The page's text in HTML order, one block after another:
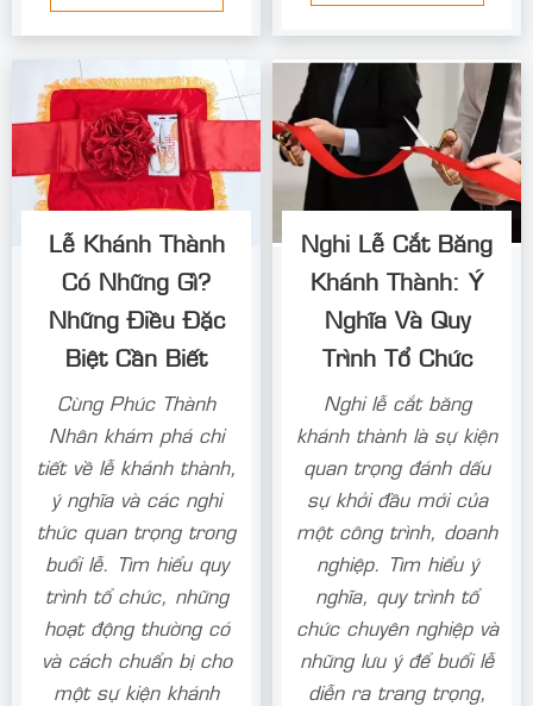
Lễ Khánh Thành
Có Những Gì?
Những Điều Đặc
Biệt Cần Biết
Cùng Phúc Thành
Nhân khám phá chi
tiết về lễ khánh thành,
ý nghĩa và các nghi
thức quan trọng trong
buổi lễ. Tìm hiểu quy
trình tổ chức, những
hoạt động thường có
và cách chuẩn bị cho
một sự kiện khánh
Nghi Lễ Cắt Băng
Khánh Thành: Ý
Nghĩa Và Quy
Trình Tổ Chức
Nghi lễ cắt băng
khánh thành là sự kiện
quan trọng đánh dấu
sự khởi đầu mới của
một công trình, doanh
nghiệp. Tìm hiểu ý
nghĩa, quy trình tổ
chức chuyên nghiệp và
những lưu ý để buổi lễ
diễn ra trang trọng,